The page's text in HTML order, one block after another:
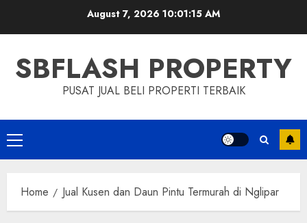
August 7, 2026 10:01:15 AM
SBFLASH PROPERTY
PUSAT JUAL BELI PROPERTI TERBAIK
Primary
Menu
Home Jual Kusen dan Daun Pintu Termurah di Nglipar